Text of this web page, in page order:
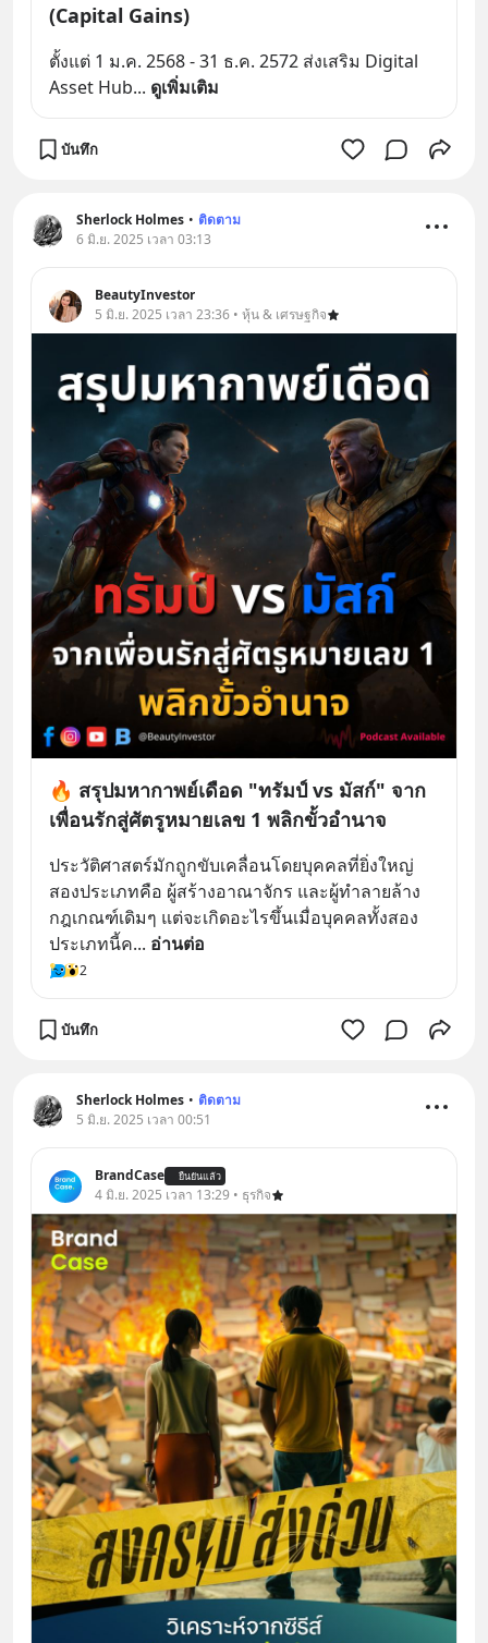
(Capital Gains)
ตั้งแต่ 1 ม.ค. 2568 - 31 ธ.ค. 2572 ส่งเสริม Digital
Asset Hub... ดูเพิ่มเติม
บันทึก
Sherlock Holmes • ติดตาม
6 มิ.ย. 2025 เวลา 03:13
BeautyInvestor
5 มิ.ย. 2025 เวลา 23:36 • หุ้น & เศรษฐกิจ
🔥 สรุปมหากาพย์เดือด "ทรัมป์ vs มัสก์" จาก
เพื่อนรักสู่ศัตรูหมายเลข 1 พลิกขั้วอำนาจ
ประวัติศาสตร์มักถูกขับเคลื่อนโดยบุคคลที่ยิ่งใหญ่
สองประเภทคือ ผู้สร้างอาณาจักร และผู้ทำลายล้าง
กฎเกณฑ์เดิมๆ แต่จะเกิดอะไรขึ้นเมื่อบุคคลทั้งสอง
ประเภทนี้ค... อ่านต่อ
2
บันทึก
Sherlock Holmes • ติดตาม
5 มิ.ย. 2025 เวลา 00:51
BrandCase ยืนยันแล้ว
4 มิ.ย. 2025 เวลา 13:29 • ธุรกิจ